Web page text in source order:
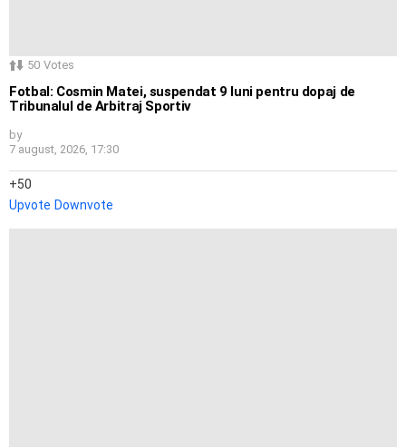
50 Votes
Fotbal: Cosmin Matei, suspendat 9 luni pentru dopaj de
Tribunalul de Arbitraj Sportiv
by
7 august, 2026, 17:30
50
Upvote Downvote